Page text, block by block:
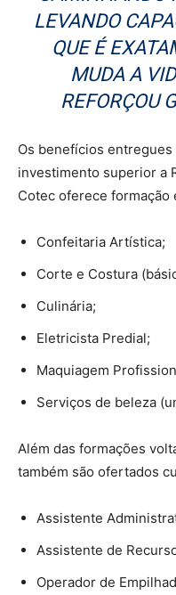
LEVANDO
QUE É
MUDA A
REFORÇOU
Os benefícios
investimento superior a
Cotec oferece formação
Confeitaria Artística;
Corte e Costura
Culinária;
Eletricista Predial;
Maquiagem
Serviços de beleza
Além das formações
também são ofertados
Assistente
Assistente de
Operador de